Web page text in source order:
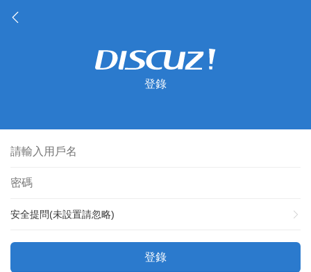
登錄
安全提問(未設置請忽略)
登錄